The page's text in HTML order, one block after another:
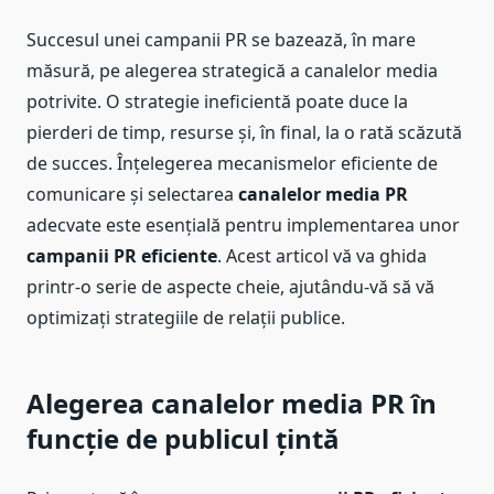
Succesul unei campanii PR se bazează, în mare
măsură, pe alegerea strategică a canalelor media
potrivite. O strategie ineficientă poate duce la
pierderi de timp, resurse și, în final, la o rată scăzută
de succes. Înțelegerea mecanismelor eficiente de
comunicare și selectarea canalelor media PR
adecvate este esențială pentru implementarea unor
campanii PR eficiente. Acest articol vă va ghida
printr-o serie de aspecte cheie, ajutându-vă să vă
optimizați strategiile de relații publice.
Alegerea canalelor media PR în
funcție de publicul țintă